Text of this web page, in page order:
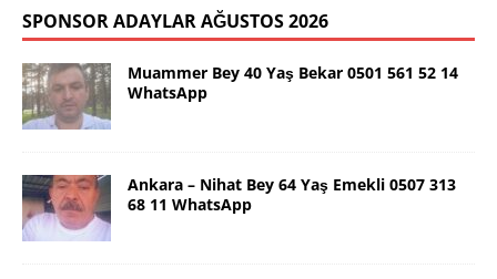
SPONSOR ADAYLAR AĞUSTOS 2026
Muammer Bey 40 Yaş Bekar 0501 561 52 14
WhatsApp
Ankara – Nihat Bey 64 Yaş Emekli 0507 313
68 11 WhatsApp